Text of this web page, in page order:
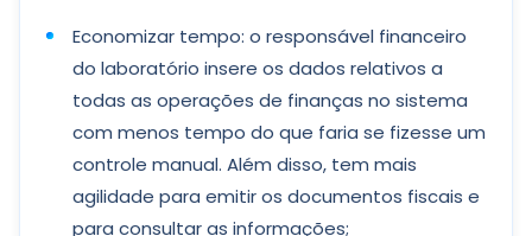
Economizar tempo: o responsável financeiro
do laboratório insere os dados relativos a
todas as operações de finanças no sistema
com menos tempo do que faria se fizesse um
controle manual. Além disso, tem mais
agilidade para emitir os documentos fiscais e
para consultar as informações;